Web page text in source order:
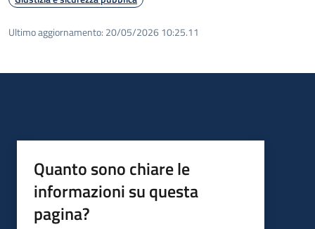
Ultimo aggiornamento: 20/05/2026 10:25.11
Quanto sono chiare le
informazioni su questa
pagina?